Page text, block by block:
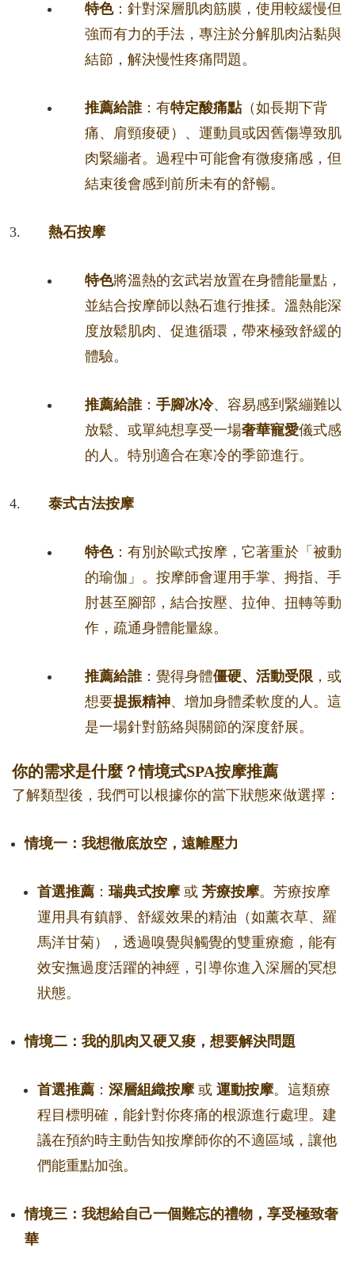
特色：針對深層肌肉筋膜，使用較緩慢但
強而有力的手法，專注於分解肌肉沾黏與
結節，解決慢性疼痛問題。
推薦給誰：有特定酸痛點（如長期下背
痛、肩頸痠硬）、運動員或因舊傷導致肌
肉緊繃者。過程中可能會有微痠痛感，但
結束後會感到前所未有的舒暢。
熱石按摩
特色將溫熱的玄武岩放置在身體能量點，
並結合按摩師以熱石進行推揉。溫熱能深
度放鬆肌肉、促進循環，帶來極致舒緩的
體驗。
推薦給誰： 手腳冰冷、容易感到緊繃難以
放鬆、或單純想享受一場奢華寵愛儀式感
的人。特別適合在寒冷的季節進行。
泰式古法按摩
特色：有別於歐式按摩，它著重於「被動
的瑜伽」。按摩師會運用手掌、拇指、手
肘甚至腳部，結合按壓、拉伸、扭轉等動
作，疏通身體能量線。
推薦給誰：覺得身體僵硬、活動受限 ，或
想要提振精神、增加身體柔軟度的人。這
是一場針對筋絡與關節的深度舒展。
你的需求是什麼？情境式SPA按摩推薦
了解類型後，我們可以根據你的當下狀態來做選擇：
情境一：我想徹底放空，遠離壓力
首選推薦 ： 瑞典式按摩或 芳療按摩。芳療按摩
運用具有鎮靜、舒緩效果的精油（如薰衣草、羅
馬洋甘菊），透過嗅覺與觸覺的雙重療癒，能有
效安撫過度活躍的神經，引導你進入深層的冥想
狀態。
情境二：我的肌肉又硬又痠，想要解決問題
首選推薦 ： 深層組織按摩或 運動按摩。這類療
程目標明確，能針對你疼痛的根源進行處理。建
議在預約時主動告知按摩師你的不適區域，讓他
們能重點加強。
情境三：我想給自己一個難忘的禮物，享受極致奢
華